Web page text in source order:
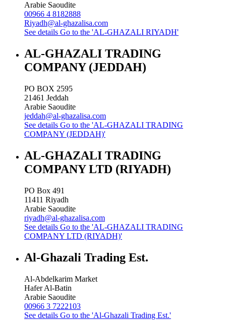
Arabie Saoudite
00966 4 8182888
Riyadh@al-ghazalisa.com
See details Go to the 'AL-GHAZALI RIYADH'
AL-GHAZALI TRADING
COMPANY (JEDDAH)
PO BOX 2595
21461 Jeddah
Arabie Saoudite
jeddah@al-ghazalisa.com
See details Go to the 'AL-GHAZALI TRADING
COMPANY (JEDDAH)'
AL-GHAZALI TRADING
COMPANY LTD (RIYADH)
PO Box 491
11411 Riyadh
Arabie Saoudite
riyadh@al-ghazalisa.com
See details Go to the 'AL-GHAZALI TRADING
COMPANY LTD (RIYADH)'
Al-Ghazali Trading Est.
Al-Abdelkarim Market
Hafer Al-Batin
Arabie Saoudite
00966 3 7222103
See details Go to the 'Al-Ghazali Trading Est.'